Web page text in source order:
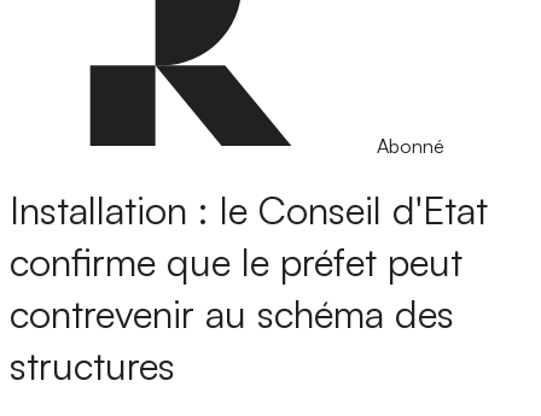
Abonné
Installation : le Conseil d'Etat
confirme que le préfet peut
contrevenir au schéma des
structures